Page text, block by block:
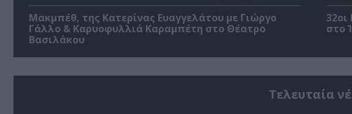
Μακμπέθ, της Κατερίνας Ευαγγελάτου με Γιώργο
Γάλλο & Καρυοφυλλιά Καραμπέτη στο Θέατρο
Βασιλάκου
στο
Τελευταία